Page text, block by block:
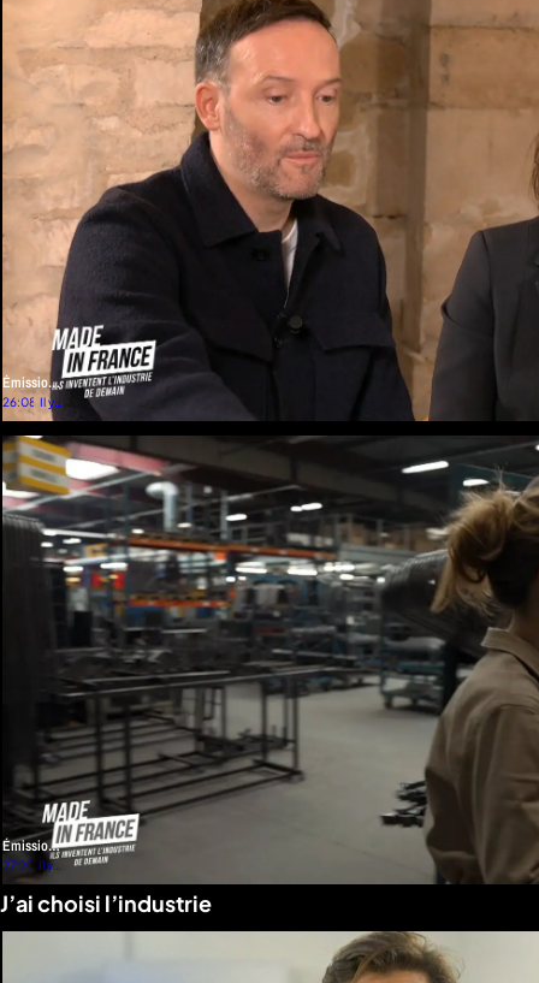
Émission
4
26:08 Il y a
7
mois
Émission
2
27:20 Il y a
8
mois
J’ai choisi l’industrie